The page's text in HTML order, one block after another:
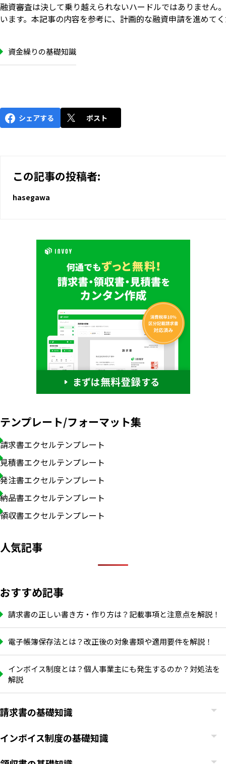
融資審査は決して乗り越えられないハードルではありません
います。本記事の内容を参考に、計画的な融資申請を進めて
資金繰りの基礎知識
シェアする ポスト
この記事の投稿者:
hasegawa
テンプレート/フォーマット集
請求書エクセルテンプレート
見積書エクセルテンプレート
発注書エクセルテンプレート
納品書エクセルテンプレート
領収書エクセルテンプレート
人気記事
おすすめ記事
請求書の正しい書き方・作り方は？記載事項と注意点を解説！
電子帳簿保存法とは？改正後の対象書類や適用要件を解説！
インボイス制度とは？個人事業主にも発生するのか？対処法を
解説
請求書の基礎知識
インボイス制度の基礎知識
いますぐ無料登録